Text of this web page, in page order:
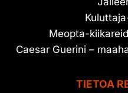
Meopta-
Caesar Guerini –
TIETOA